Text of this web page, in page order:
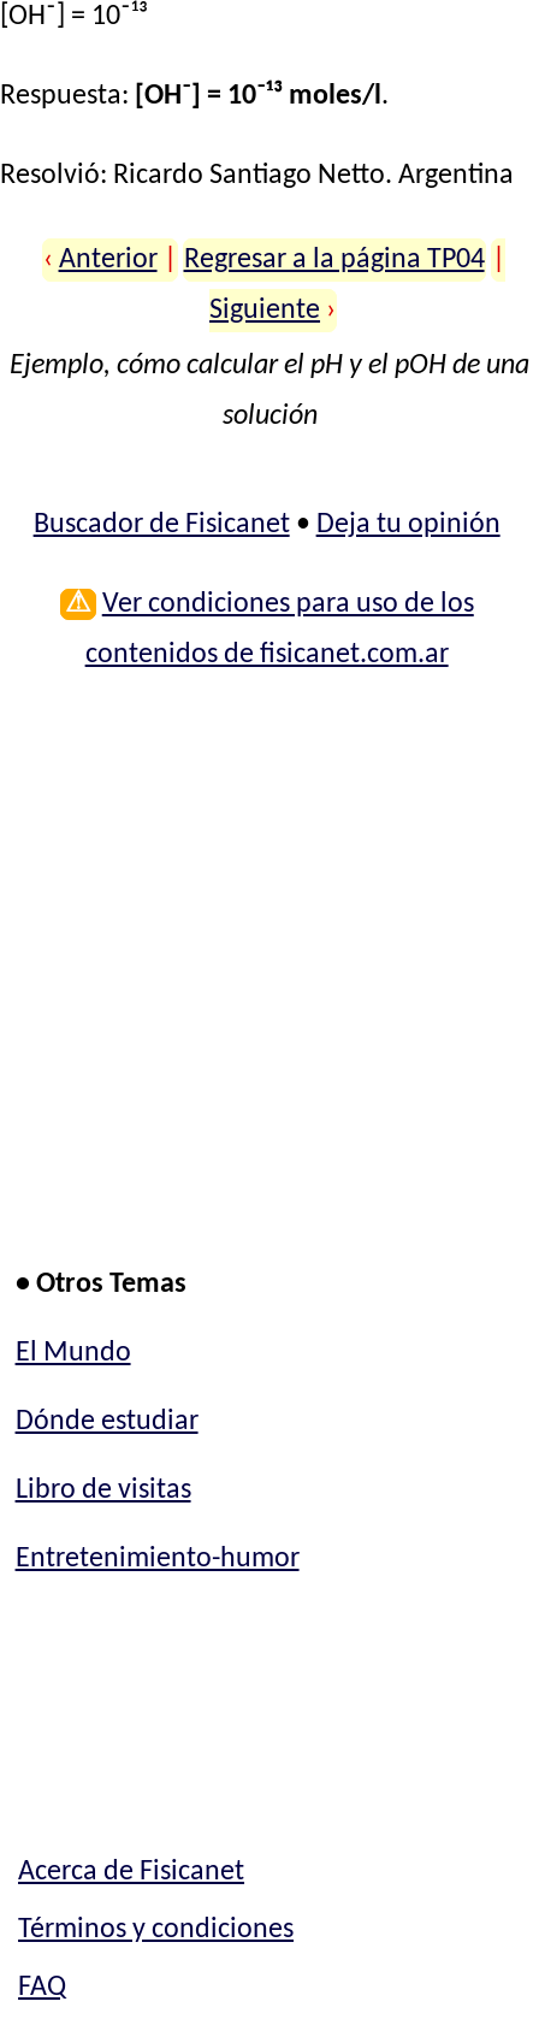
[OH⁻] = 10⁻¹³
Respuesta: [OH⁻] = 10⁻¹³ moles/l .
Resolvió: Ricardo Santiago Netto. Argentina
‹ Anterior Regresar a la página TP04
Siguiente ›
Ejemplo, cómo calcular el pH y el pOH de una
solución
Buscador de Fisicanet• Deja tu opinión
⚠ Ver condiciones para uso de los
contenidos de fisicanet.com.ar
• Otros Temas
El Mundo
Dónde estudiar
Libro de visitas
Entretenimiento-humor
Acerca de Fisicanet
Términos y condiciones
FAQ